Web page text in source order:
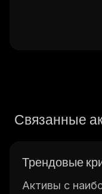
Связанные
Трендовые
Активы с